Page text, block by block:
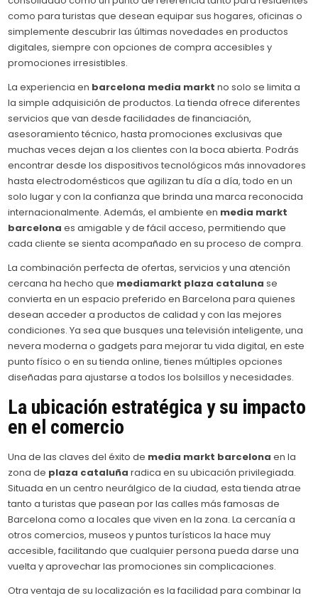
como para turistas que desean equipar sus hogares, oficinas o
simplemente descubrir las últimas novedades en productos
digitales, siempre con opciones de compra accesibles y
promociones irresistibles.
La experiencia en barcelona media markt no solo se limita a
la simple adquisición de productos. La tienda ofrece diferentes
servicios que van desde facilidades de financiación,
asesoramiento técnico, hasta promociones exclusivas que
muchas veces dejan a los clientes con la boca abierta. Podrás
encontrar desde los dispositivos tecnológicos más innovadores
hasta electrodomésticos que agilizan tu día a día, todo en un
solo lugar y con la confianza que brinda una marca reconocida
internacionalmente. Además, el ambiente en media markt
barcelona es amigable y de fácil acceso, permitiendo que
cada cliente se sienta acompañado en su proceso de compra.
La combinación perfecta de ofertas, servicios y una atención
cercana ha hecho que mediamarkt plaza cataluna se
convierta en un espacio preferido en Barcelona para quienes
desean acceder a productos de calidad y con las mejores
condiciones. Ya sea que busques una televisión inteligente, una
nevera moderna o gadgets para mejorar tu vida digital, en este
punto físico o en su tienda online, tienes múltiples opciones
diseñadas para ajustarse a todos los bolsillos y necesidades.
La ubicación estratégica y su impacto
en el comercio
Una de las claves del éxito de media markt barcelona en la
zona de plaza cataluña radica en su ubicación privilegiada.
Situada en un centro neurálgico de la ciudad, esta tienda atrae
tanto a turistas que pasean por las calles más famosas de
Barcelona como a locales que viven en la zona. La cercanía a
otros comercios, museos y puntos turísticos la hace muy
accesible, facilitando que cualquier persona pueda darse una
vuelta y aprovechar las promociones sin complicaciones.
Otra ventaja de su localización es la facilidad para combinar la